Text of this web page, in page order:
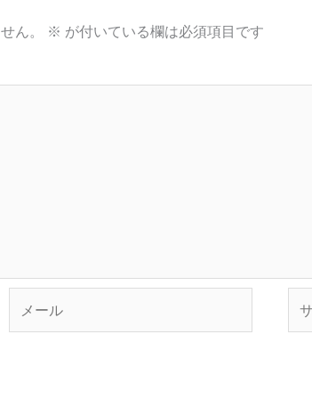
ん。 ※ が付いている欄は必須項目です
ー